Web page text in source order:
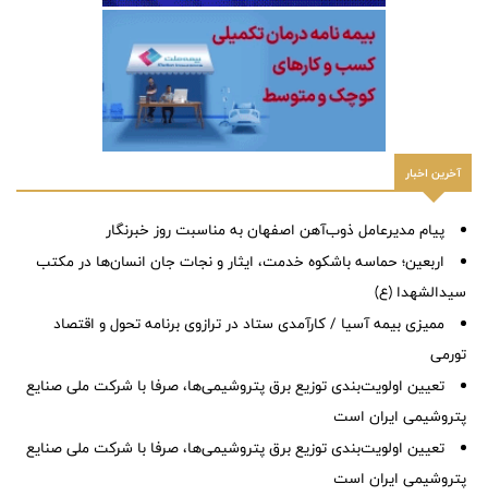
آخرین اخبار
پیام مدیرعامل ذوب‌آهن اصفهان به مناسبت روز خبرنگار
اربعین؛ حماسه باشکوه خدمت، ایثار و نجات جان انسان‌ها در مکتب
سیدالشهدا (ع)
ممیزی بیمه آسیا / کارآمدی ستاد در ترازوی برنامه تحول و اقتصاد
تورمی
تعیین اولویت‌بندی توزیع برق پتروشیمی‌ها، صرفا با شرکت ملی صنایع
پتروشیمی ایران است
تعیین اولویت‌بندی توزیع برق پتروشیمی‌ها، صرفا با شرکت ملی صنایع
پتروشیمی ایران است